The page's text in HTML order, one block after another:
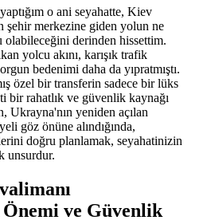
o ani seyahatte, Kiev
şehir merkezine giden yolun ne
olabileceğini derinden hissettim.
yolcu akını, karışık trafik
bedenimi daha da yıpratmıştı.
özel bir transferin sadece bir lüks
bir rahatlık ve güvenlik kaynağı
Ukrayna'nın yeniden açılan
göz önüne alındığında,
doğru planlamak, seyahatinizin
unsurdur.
ve Güvenlik